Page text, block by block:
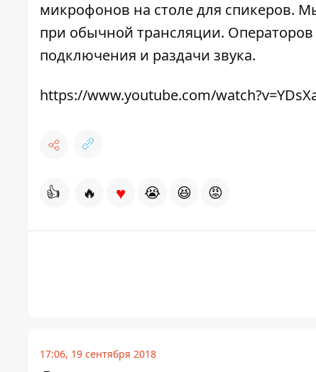
микрофонов на столе для спикеров.
при обычной трансляции.
подключения и раздачи звука.
https://www.youtube.com/
👍 🔥 ♥ 😭 😆 😡
17:06, 19 сентября 2018